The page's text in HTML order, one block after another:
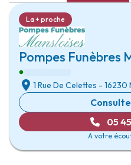
Pompes Funèbres
La + proche
1 Rue De Celettes - 16230
05
A votre